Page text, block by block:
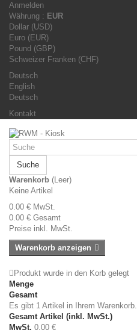
Anmelden
Währung : EUR
Dollar (USD)
Euro (EUR)
Pound (GBP)
Schweizer Franken (CHF)
Deutsch
English
Deutsch
Kontakt
Suche
Warenkorb (Leer)
Keine Artikel
0.00 € MwSt.
0.00 € Gesamt
Preise inkl. MwSt.
Warenkorb anzeigen
Produkt wurde in den Korb gelegt
Menge
Gesamt
Es gibt 1 Artikel in Ihrem Warenkorb.
Gesamt Artikel (inkl. MwSt.)
MwSt. 0.00 €